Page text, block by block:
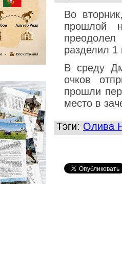
Во
прошлой
разделил 1
В среду
очков
прошли
место в
Тэги: Олива